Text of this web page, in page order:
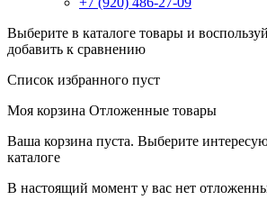
Выберите в каталоге товары и
добавить к сравнению
Список избранного пуст
Моя корзина Отложенные товары
Ваша корзина пуста. Выберите
каталоге
В настоящий момент у вас нет